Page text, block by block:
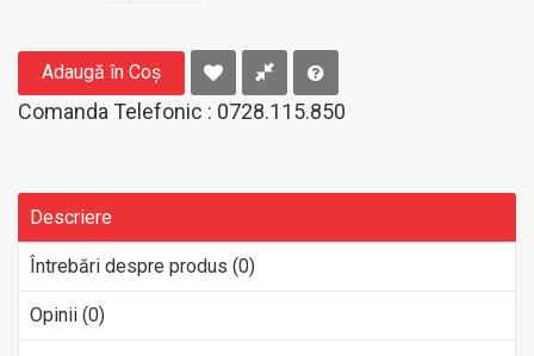
Adaugă în Coş
Comanda Telefonic : 0728.115.850
Descriere
Întrebări despre produs (0)
Opinii (0)